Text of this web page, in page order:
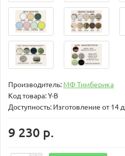
Производитель: МФ Тимберика
Код товара:Y-B
Доступность: Изготовление от 14
9 230 р.